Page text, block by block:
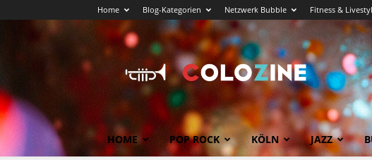
Home Blog-Kategorien Netzwerk Bubble Fitness &
Köln
News
COLOZINE
Magazin
HOME POP ROCK KÖLN JAZZ